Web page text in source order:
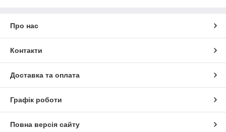
Про нас
Контакти
Доставка та оплата
Графік роботи
Повна версія сайту